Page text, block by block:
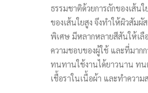
ธรรมชาติด้วยการถักของเส้น
ของเส้นใยสูง จึงทำให้ผิวสัม
พิเศษ มีหลากหลายสีสันให้เลื
ความชอบของผู้ใช้ และที่มา
ทนทานใช้งานได้ยาวนาน ทน
เชื้อราในเนื้อผ้า และทำความ